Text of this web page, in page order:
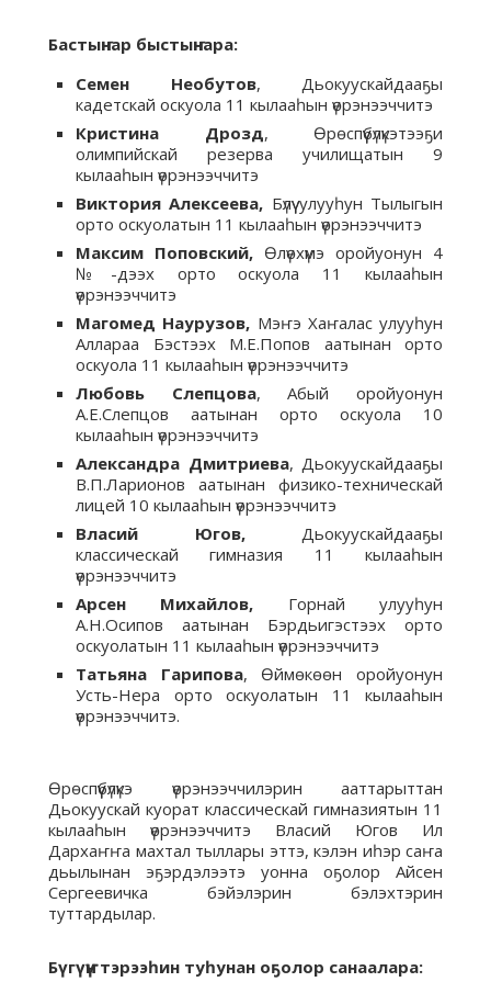
Бастыҥнар быстыҥнара:
Семен Необутов, Дьокуускайдааҕы
кадетскай оскуола 11 кылааһын үөрэнээччитэ
Кристина Дрозд, Өрөспүүбүлүкэтээҕи
олимпийскай резерва училищатын 9
кылааһын үөрэнээччитэ
Виктория Алексеева, Бүлүү улууһун Тылыгын
орто оскуолатын 11 кылааһын үөрэнээччитэ
Максим Поповский, Өлүөхүмэ оройуонун 4
№-дээх орто оскуола 11 кылааһын
үөрэнээччитэ
Магомед Наурузов, Мэҥэ Хаҥалас улууһун
Аллараа Бэстээх М.Е.Попов аатынан орто
оскуола 11 кылааһын үөрэнээччитэ
Любовь Слепцова, Абый оройуонун
А.Е.Слепцов аатынан орто оскуола 10
кылааһын үөрэнээччитэ
Александра Дмитриева, Дьокуускайдааҕы
В.П.Ларионов аатынан физико-техническай
лицей 10 кылааһын үөрэнээччитэ
Власий Югов,Дьокуускайдааҕы
классическай гимназия 11 кылааһын
үөрэнээччитэ
Арсен Михайлов, Горнай улууһун
А.Н.Осипов аатынан Бэрдьигэстээх орто
оскуолатын 11 кылааһын үөрэнээччитэ
Татьяна Гарипова, Өймөкөөн оройуонун
Усть-Нера орто оскуолатын 11 кылааһын
үөрэнээччитэ.
Өрөспүүбүлүкэ үөрэнээччилэрин ааттарыттан
Дьокуускай куорат классическай гимназиятын 11
кылааһын үөрэнээччитэ Власий Югов Ил
Дархаҥҥа махтал тыллары эттэ, кэлэн иһэр саҥа
дьылынан эҕэрдэлээтэ уонна оҕолор Айсен
Сергеевичка бэйэлэрин бэлэхтэрин
туттардылар.
Бүгүҥҥү тэрээһин туһунан оҕолор санаалара: